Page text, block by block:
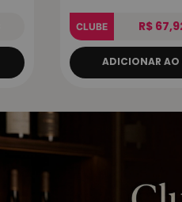
CLUBE R$
ADICIONAR AO